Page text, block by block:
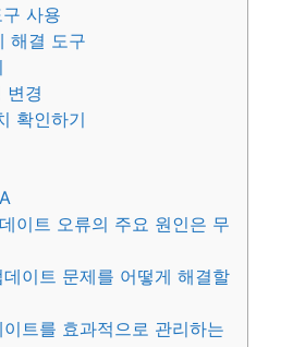
사용
해결 도구
변경
확인하기
이트 오류의 주요 원인은 무
이트 문제를 어떻게 해결할
트를 효과적으로 관리하는